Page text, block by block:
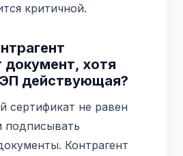
критичной.
документ, хотя
действующая?
сертификат не равен
подписывать
Контрагент